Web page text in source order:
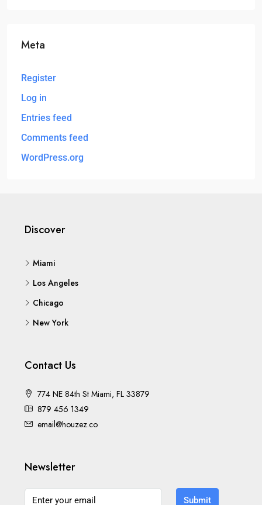
Meta
Register
Log in
Entries feed
Comments feed
WordPress.org
Discover
Miami
Los Angeles
Chicago
New York
Contact Us
774 NE 84th St Miami, FL 33879
879 456 1349
email@houzez.co
Newsletter
Submit